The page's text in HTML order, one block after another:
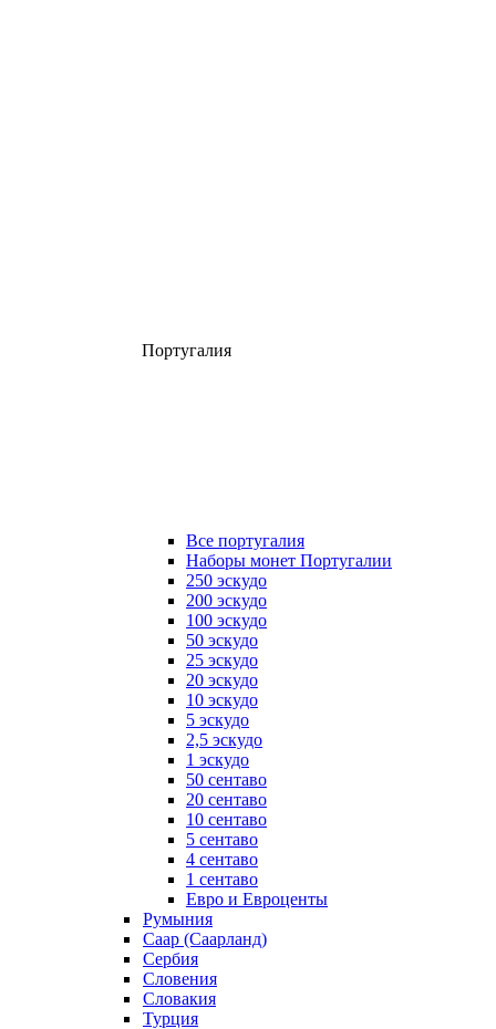
Португалия
Все португалия
Наборы монет Португалии
250 эскудо
200 эскудо
100 эскудо
50 эскудо
25 эскудо
20 эскудо
10 эскудо
5 эскудо
2,5 эскудо
1 эскудо
50 сентаво
20 сентаво
10 сентаво
5 сентаво
4 сентаво
1 сентаво
Евро и Евроценты
Румыния
Саар (Саарланд)
Сербия
Словения
Словакия
Турция